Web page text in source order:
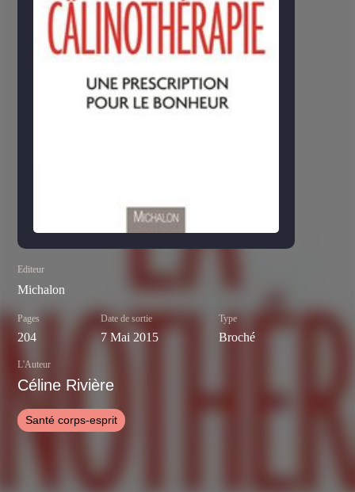
Editeur
Michalon
Pages
204
Date de sortie
7 Mai 2015
Type
Broché
L'Auteur
Céline Rivière
Santé corps-esprit